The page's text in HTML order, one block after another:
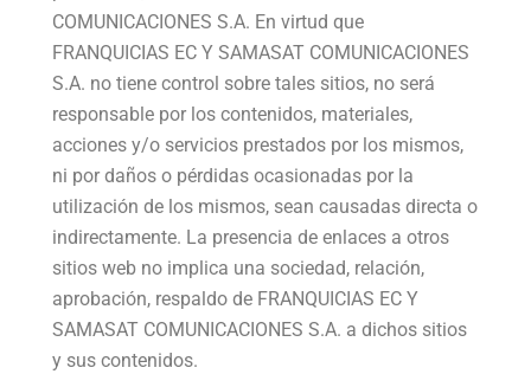
COMUNICACIONES S.A. En virtud que
FRANQUICIAS EC Y SAMASAT COMUNICACIONES
S.A. no tiene control sobre tales sitios, no será
responsable por los contenidos, materiales,
acciones y/o servicios prestados por los mismos,
ni por daños o pérdidas ocasionadas por la
utilización de los mismos, sean causadas directa o
indirectamente. La presencia de enlaces a otros
sitios web no implica una sociedad, relación,
aprobación, respaldo de FRANQUICIAS EC Y
SAMASAT COMUNICACIONES S.A. a dichos sitios
y sus contenidos.